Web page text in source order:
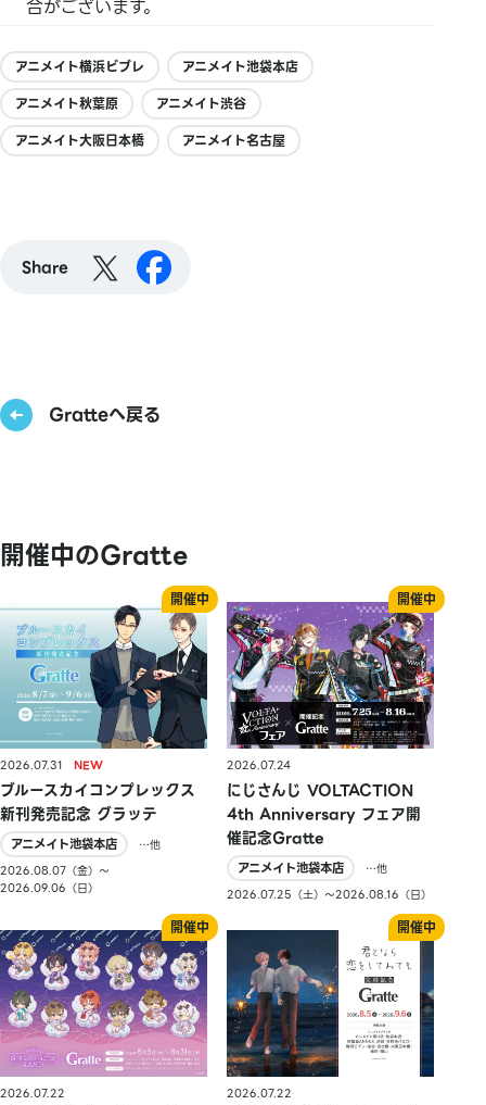
合がございます。
アニメイト横浜ビブレ
アニメイト池袋本店
アニメイト秋葉原
アニメイト渋谷
アニメイト大阪日本橋
アニメイト名古屋
Share
Gratteへ戻る
開催中のGratte
2026.07.31
ブルースカイコンプレックス
新刊発売記念 グラッテ
アニメイト池袋本店
…他
2026.08.07（金）〜
2026.09.06（日）
2026.07.24
にじさんじ VOLTACTION
4th Anniversary フェア開
催記念Gratte
アニメイト池袋本店
…他
2026.07.25（土）〜2026.08.16（日）
2026.07.22 2026.07.22